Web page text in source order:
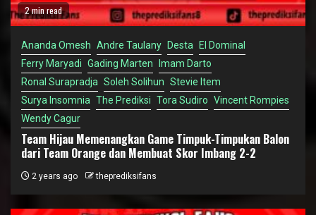
2 min read
Ananda Omesh Andre Taulany Desta El Dominal
Ferry Maryadi Gading Marten Imam Darto
Ronal Surapradja Soleh Solihun Stevie Item
Surya Insomnia The Prediksi Tora Sudiro Vincent Rompies
Wendy Cagur
Team Hijau Memenangkan Game Timpuk-Timpukan Balon
dari Team Orange dan Membuat Skor Imbang 2-2
2 years ago theprediksifans